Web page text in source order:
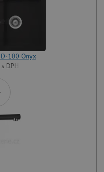
D-100 Onyx
s DPH